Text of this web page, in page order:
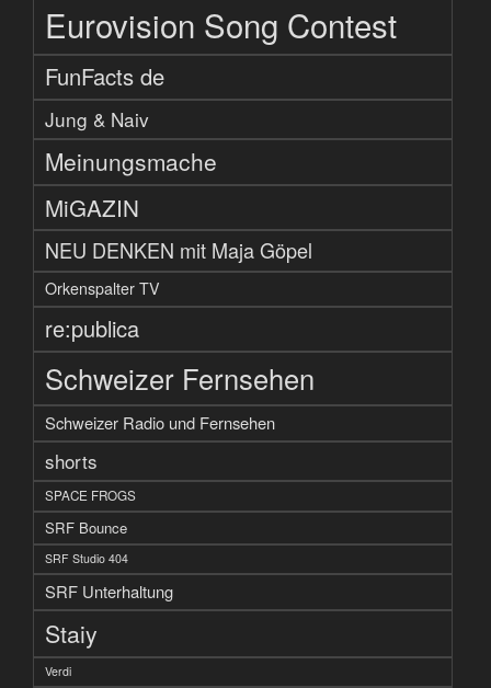
Eurovision Song Contest
FunFacts de
Jung & Naiv
Meinungsmache
MiGAZIN
NEU DENKEN mit Maja Göpel
Orkenspalter TV
re:publica
Schweizer Fernsehen
Schweizer Radio und Fernsehen
shorts
SPACE FROGS
SRF Bounce
SRF Studio 404
SRF Unterhaltung
Staiy
Verdi